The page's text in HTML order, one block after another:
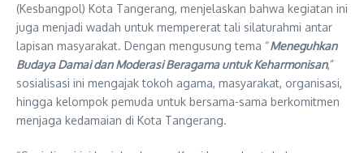
(Kesbangpol) Kota Tangerang, menjelaskan bahwa kegiatan ini
juga menjadi wadah untuk mempererat tali silaturahmi antar
lapisan masyarakat. Dengan mengusung tema “Meneguhkan
Budaya Damai dan Moderasi Beragama untuk Keharmonisan,”
sosialisasi ini mengajak tokoh agama, masyarakat, organisasi,
hingga kelompok pemuda untuk bersama-sama berkomitmen
menjaga kedamaian di Kota Tangerang.